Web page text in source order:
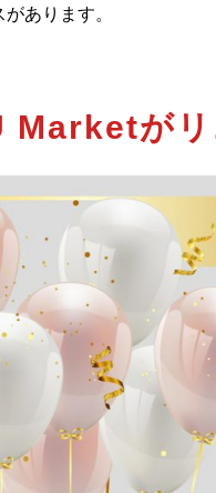
あります。
Marketがリ